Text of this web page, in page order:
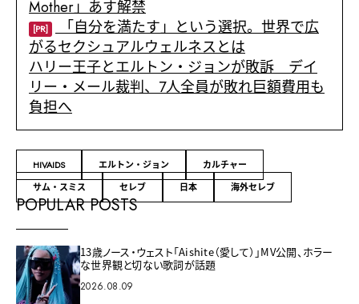
Mother」あす解禁
[PR] 「自分を満たす」という選択。世界で広
がるセクシュアルウェルネスとは
ハリー王子とエルトン・ジョンが敗訴 デイ
リー・メール裁判、7人全員が敗れ巨額費用も
負担へ
HIVAIDS エルトン・ジョン
カルチャー
サム・スミス
セレブ 日本 海外セレブ
POPULAR POSTS
13歳ノース・ウェスト「Aishite（愛して）」MV公開、ホラー
な世界観と切ない歌詞が話題
2026.08.09